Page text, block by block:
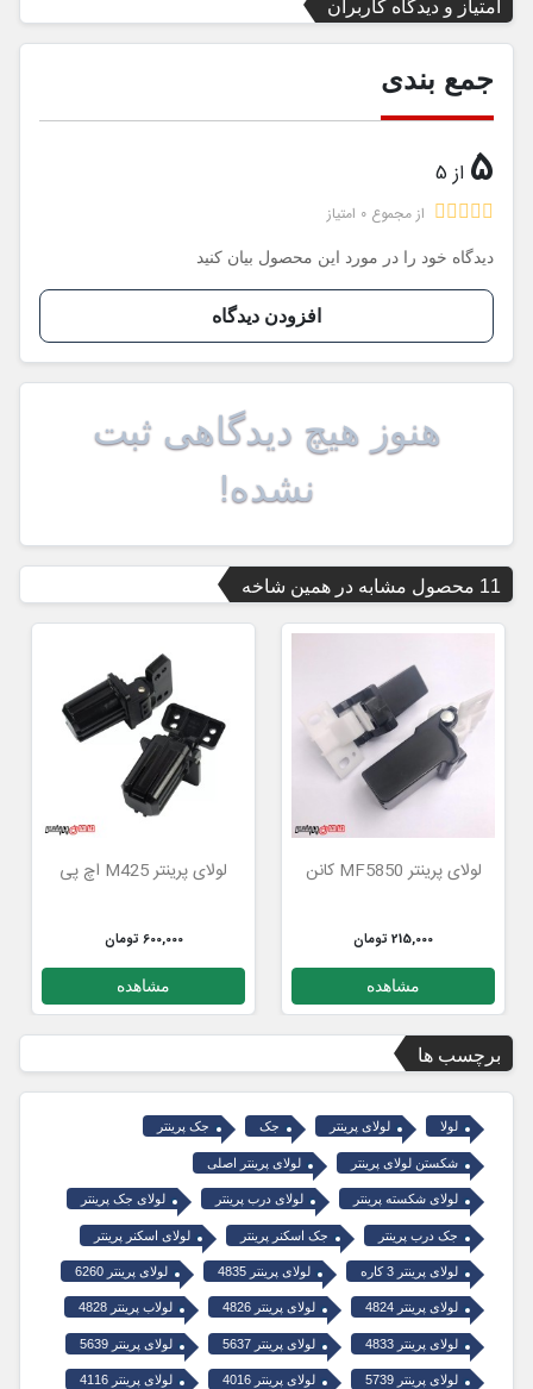
امتیاز و دیدگاه کاربران
جمع بندی
5 از 5
از مجموع 0 امتیاز
دیدگاه خود را در مورد این محصول بیان کنید
افزودن دیدگاه
هنوز هیچ دیدگاهی ثبت
نشده!
11 محصول مشابه در همین شاخه
لولای پرینتر MF5850 کانن
215,000 تومان
مشاهده
لولای پرینتر M425 اچ پی
600,000 تومان
مشاهده
برچسب ها
لولا لولای پرینتر جک جک پرینتر
شکستن لولای پرینتر لولای پرینتر اصلی
لولای شکسته پرینتر لولای درب پرینتر لولای جک پرینتر
جک درب پرینتر جک اسکنر پرینتر لولای اسکنر پرینتر
لولای پرینتر 3 کاره لولای پرینتر 4835 لولای پرینتر 6260
لولای پرینتر 4824 لولای پرینتر 4826 لولاب پرینتر 4828
لولای پرینتر 4833 لولای پرینتر 5637 لولای پرینتر 5639
لولای پرینتر 5739 لولای پرینتر 4016 لولای پرینتر 4116